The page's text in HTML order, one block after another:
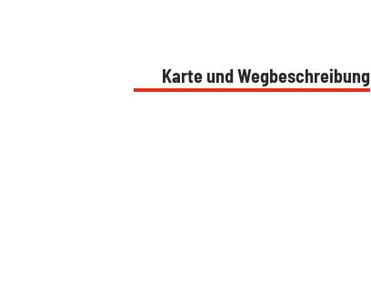
Karte und Wegbeschreibung